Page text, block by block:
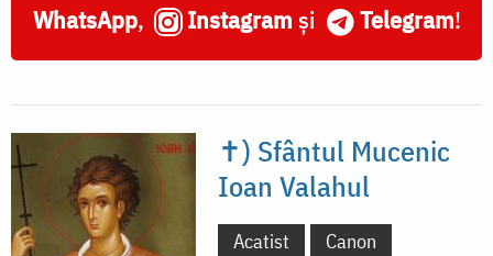
WhatsApp, Instagram și Telegram!
✝) Sfântul Mucenic
Ioan Valahul
Acatist
Canon